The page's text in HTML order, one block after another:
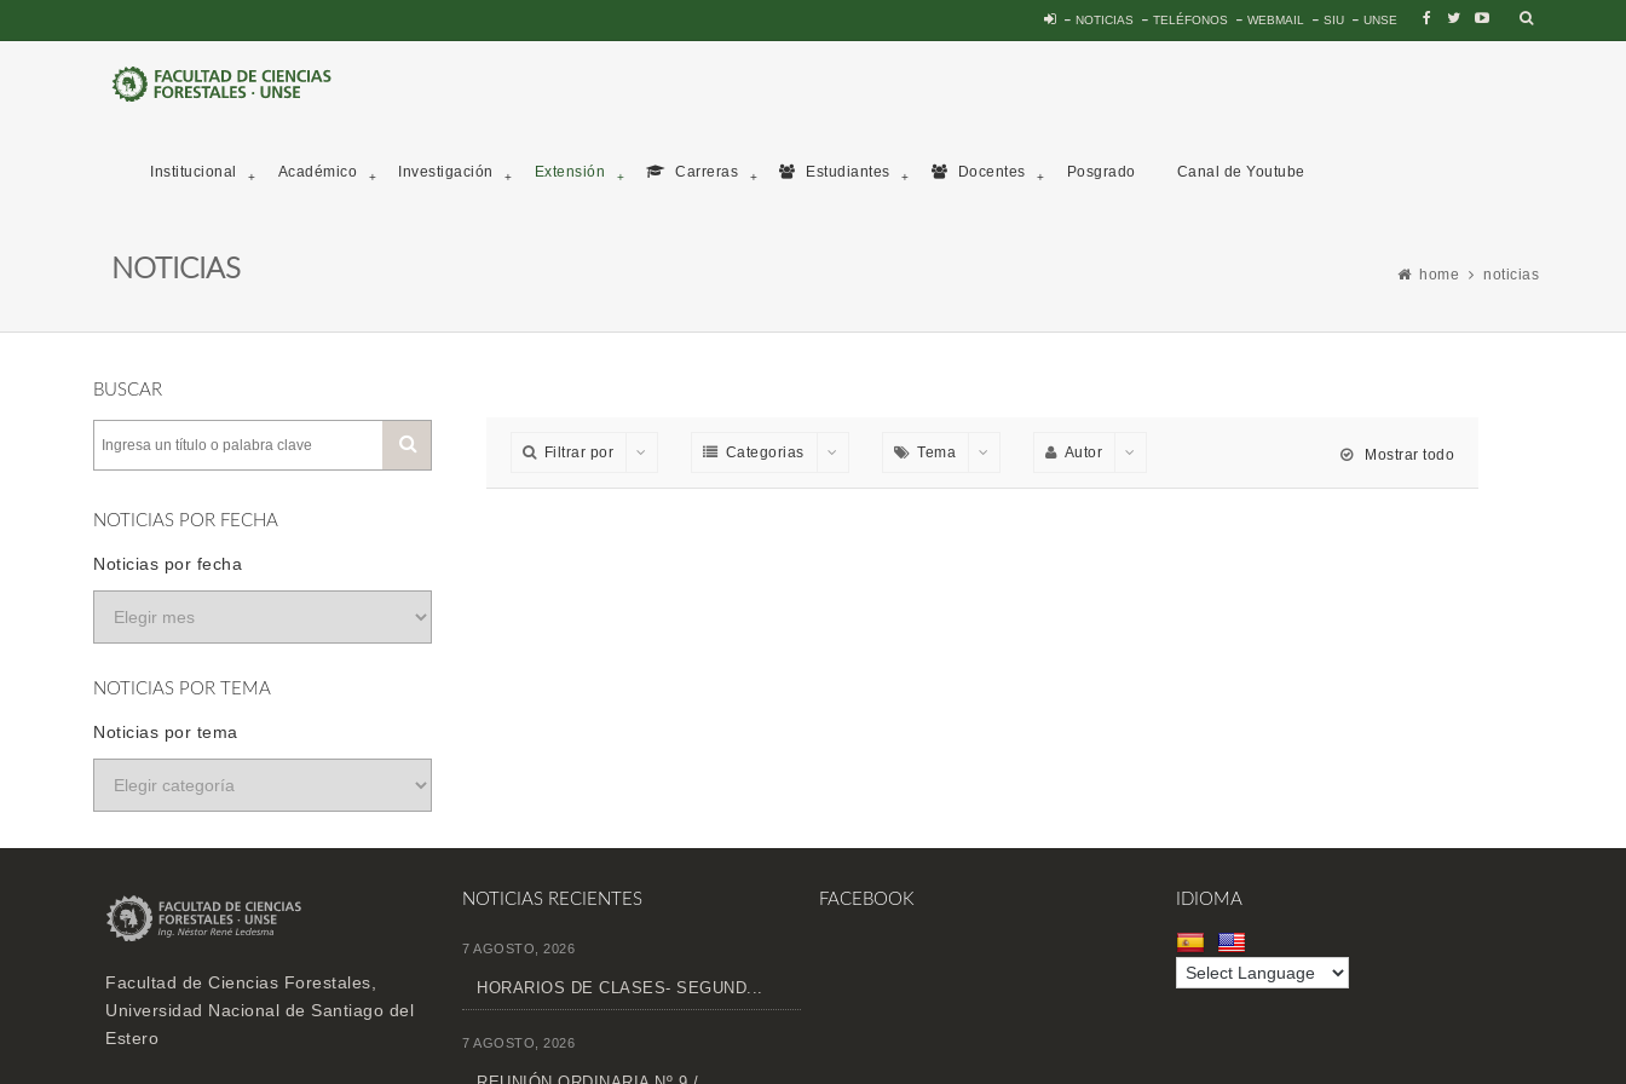
NOTICIAS TELÉFONOS WEBMAIL SIU UNSE
Institucional Académico Investigación Extensión Carreras Estudiantes Docentes Posgrado Canal de Youtube
NOTICIAS home noticias
BUSCAR
NOTICIAS POR FECHA
Noticias por fecha
NOTICIAS POR TEMA
Noticias por tema
Filtrar por Categorias Tema Autor Mostrar todo
Facultad de Ciencias Forestales,
Universidad Nacional de Santiago del
Estero
NOTICIAS RECIENTES
7 AGOSTO, 2026
HORARIOS DE CLASES- SEGUND...
7 AGOSTO, 2026
FACEBOOK IDIOMA